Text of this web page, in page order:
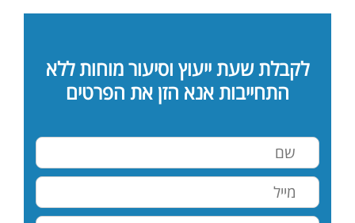
לקבלת שעת ייעוץ וסיעור מוחות ללא
התחייבות אנא הזן את הפרטים